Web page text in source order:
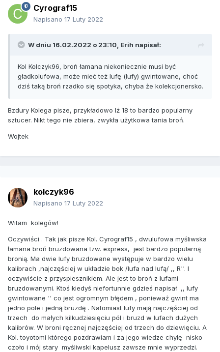
Cyrograf15
Napisano 17 Luty 2022
W dniu 16.02.2022 o 23:10, Erih napisał:
Kol Kolczyk96, broń łamana niekoniecznie musi być
gładkolufowa, może mieć też lufę (lufy) gwintowane, choć
dziś taką broń rzadko się spotyka, chyba że kolekcjonersko.
Bzdury Kolega pisze, przykładowo Iż 18 to bardzo popularny
sztucer. Nikt tego nie zbiera, zwykła użytkowa tania broń.
Wojtek
kolczyk96
Napisano 17 Luty 2022
Witam kolegów!
Oczywiści . Tak jak pisze Kol. Cyrograf15 , dwulufowa myśliwska
łamana broń bruzdowana tzw. express, jest bardzo popularną
bronią. Ma dwie lufy bruzdowane występuje w bardzo wielu
kalibrach ,najczęściej w układzie bok /lufa nad lufą/ ,, R''. I
oczywiście z przyspiesznikiem. Ale jest to broń z lufami
bruzdowanymi. Ktoś kiedyś niefortunnie gdzieś napisał ,, lufy
gwintowane '' co jest ogromnym błędem , ponieważ gwint ma
jedno pole i jedną bruzdę . Natomiast lufy mają najczęściej od
trzech do małych kilkudziesięciu pól i bruzd w lufach dużych
kalibrów. W broni ręcznej najczęściej od trzech do dziewięciu. A
Kol. toyotomi którego pozdrawiam i za jego wiedze chylę nisko
czoło i mój stary myśliwski kapelusz zawsze mnie wyprzedzi.